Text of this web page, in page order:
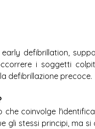
defibrillation,
i soggetti
defibrillazione precoce.
coinvolge
gli stessi principi,